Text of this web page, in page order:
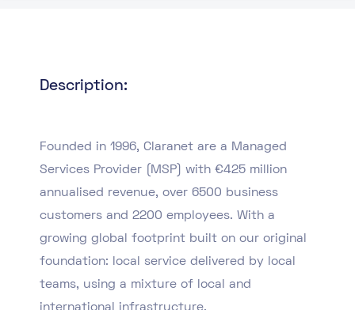
Description:
Founded in 1996, Claranet are a Managed
Services Provider (MSP) with €425 million
annualised revenue, over 6500 business
customers and 2200 employees. With a
growing global footprint built on our original
foundation: local service delivered by local
teams, using a mixture of local and